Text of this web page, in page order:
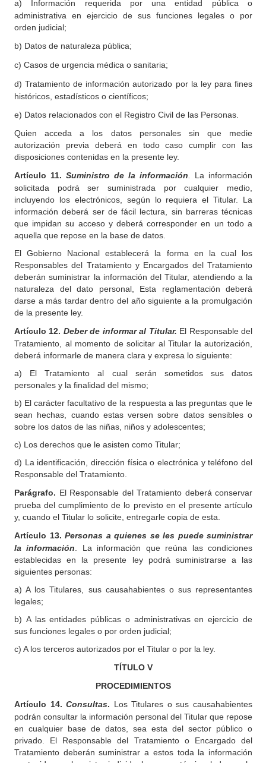
a) Información requerida por una entidad pública o
administrativa en ejercicio de sus funciones legales o por
orden judicial;
b) Datos de naturaleza pública;
c) Casos de urgencia médica o sanitaria;
d) Tratamiento de información autorizado por la ley para fines
históricos, estadísticos o científicos;
e) Datos relacionados con el Registro Civil de las Personas.
Quien acceda a los datos personales sin que medie
autorización previa deberá en todo caso cumplir con las
disposiciones contenidas en la presente ley.
Artículo 11. Suministro de la información
La información
solicitada podrá ser suministrada por cualquier medio,
incluyendo los electrónicos, según lo requiera el Titular. La
información deberá ser de fácil lectura, sin barreras técnicas
que impidan su acceso y deberá corresponder en un todo a
aquella que repose en la base de datos.
El Gobierno Nacional establecerá la forma en la cual los
Responsables del Tratamiento y Encargados del Tratamiento
deberán suministrar la información del Titular, atendiendo a la
naturaleza del dato personal, Esta reglamentación deberá
darse a más tardar dentro del año siguiente a la promulgación
de la presente ley.
Artículo 12. Deber de informar al Titular. El Responsable del
Tratamiento, al momento de solicitar al Titular la autorización,
deberá informarle de manera clara y expresa lo siguiente:
a) El Tratamiento al cual serán sometidos sus datos
personales y la finalidad del mismo;
b) El carácter facultativo de la respuesta a las preguntas que le
sean hechas, cuando estas versen sobre datos sensibles o
sobre los datos de las niñas, niños y adolescentes;
c) Los derechos que le asisten como Titular;
d) La identificación, dirección física o electrónica y teléfono del
Responsable del Tratamiento.
Parágrafo. El Responsable del Tratamiento deberá conservar
prueba del cumplimiento de lo previsto en el presente artículo
y, cuando el Titular lo solicite, entregarle copia de esta.
Artículo 13. Personas a quienes se les puede suministrar
la información . La información que reúna las condiciones
establecidas en la presente ley podrá suministrarse a las
siguientes personas:
a) A los Titulares, sus causahabientes o sus representantes
legales;
b) A las entidades públicas o administrativas en ejercicio de
sus funciones legales o por orden judicial;
c) A los terceros autorizados por el Titular o por la ley.
TÍTULO V
PROCEDIMIENTOS
Artículo 14.Consultas. Los Titulares o sus causahabientes
podrán consultar la información personal del Titular que repose
en cualquier base de datos, sea esta del sector público o
privado. El Responsable del Tratamiento o Encargado del
Tratamiento deberán suministrar a estos toda la información